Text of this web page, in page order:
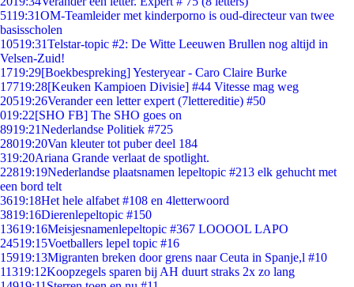
5119:31OM-Teamleider met kinderporno is oud-directeur van twee
basisscholen
10519:31Telstar-topic #2: De Witte Leeuwen Brullen nog altijd in
Velsen-Zuid!
1719:29[Boekbespreking] Yesteryear - Caro Claire Burke
17719:28[Keuken Kampioen Divisie] #44 Vitesse mag weg
20519:26Verander een letter expert (7lettereditie) #50
019:22[SHO FB] The SHO goes on
8919:21Nederlandse Politiek #725
28019:20Van kleuter tot puber deel 184
319:20Ariana Grande verlaat de spotlight.
22819:19Nederlandse plaatsnamen lepeltopic #213 elk gehucht met
een bord telt
3619:18Het hele alfabet #108 en 4letterwoord
3819:16Dierenlepeltopic #150
13619:16Meisjesnamenlepeltopic #367 LOOOOL LAPO
24519:15Voetballers lepel topic #16
15919:13Migranten breken door grens naar Ceuta in Spanje,l #10
11319:12Koopzegels sparen bij AH duurt straks 2x zo lang